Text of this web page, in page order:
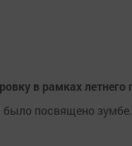
в рамках летнего
посвящено зумбе.